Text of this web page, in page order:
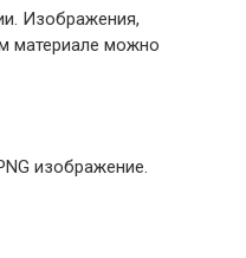
Изображения,
материале можно
изображение.